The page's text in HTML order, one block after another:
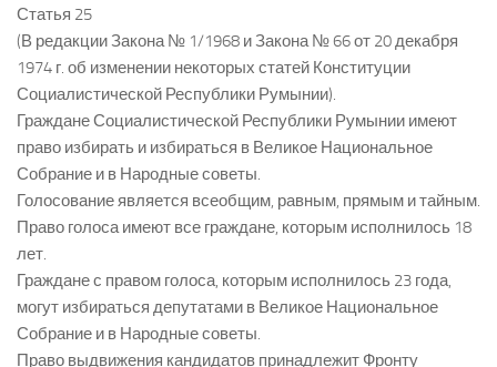
Статья 25
(В редакции Закона № 1/1968 и Закона № 66 от 20 декабря
1974 г. об изменении некоторых статей Конституции
Социалистической Республики Румынии).
Граждане Социалистической Республики Румынии имеют
право избирать и избираться в Великое Национальное
Собрание и в Народные советы.
Голосование является всеобщим, равным, прямым и тайным.
Право голоса имеют все граждане, которым исполнилось 18
лет.
Граждане с правом голоса, которым исполнилось 23 года,
могут избираться депутатами в Великое Национальное
Собрание и в Народные советы.
Право выдвижения кандидатов принадлежит Фронту